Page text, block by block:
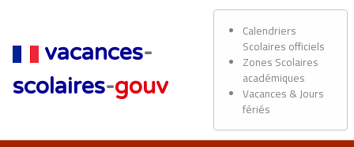
vacances-
scolaires-gouv
Calendriers
Scolaires officiels
Zones Scolaires
académiques
Vacances & Jours
fériés